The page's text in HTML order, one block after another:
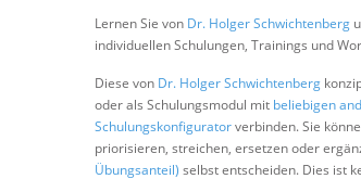
Lernen Sie von Dr. Holger Schwichtenberg
individuellen Schulungen, Trainings und
Diese von Dr. Holger Schwichtenberg
oder als Schulungsmodul mit beliebigen
Schulungskonfiguratorverbinden. Sie
priorisieren, streichen, ersetzen oder
Übungsanteil) selbst entscheiden. Dies ist